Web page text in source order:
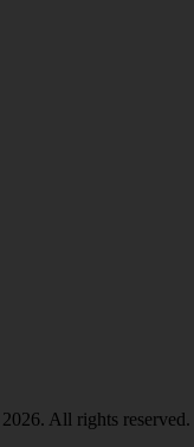
2026. All rights reserved.